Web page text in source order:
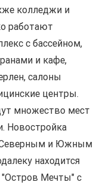
колледжи и
работают
с бассейном,
и кафе,
салоны
центры.
множество мест
Новостройка
Северным и Южным
находится
"Остров Мечты" с